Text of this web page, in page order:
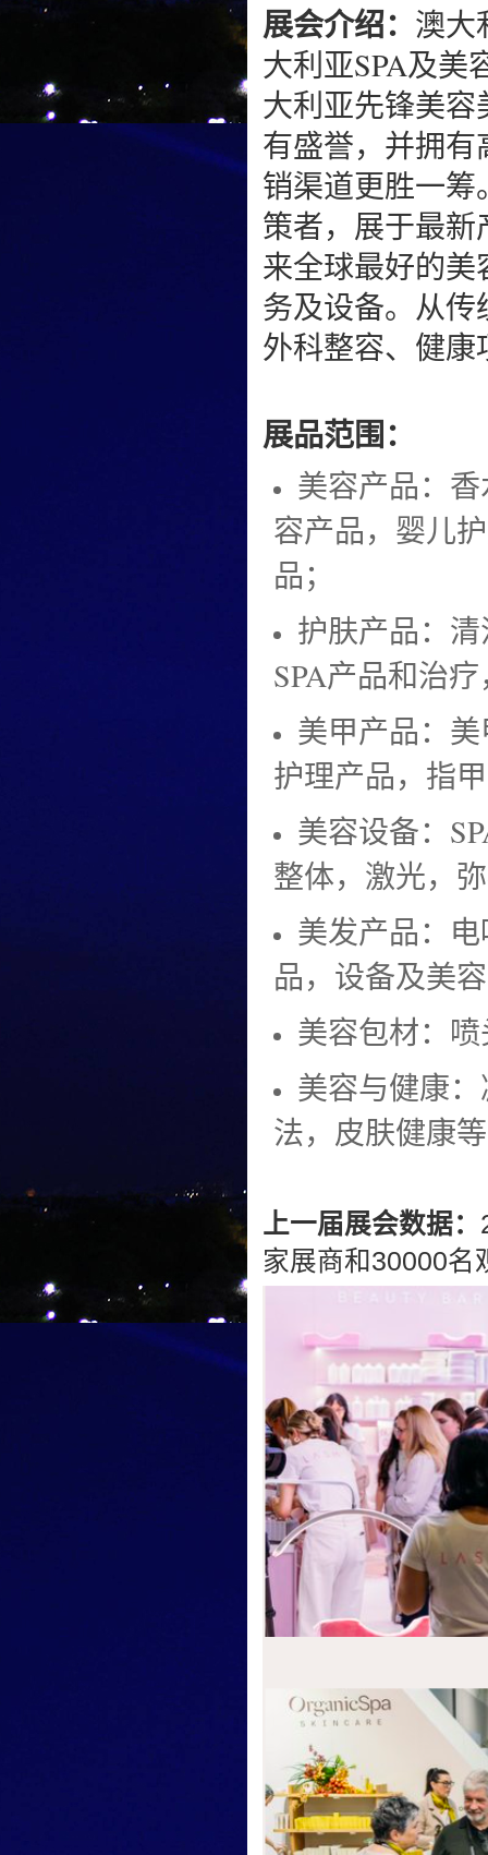
展会介绍： 澳大
大利亚SPA及美
大利亚先锋美容
有盛誉，并拥
销渠道更胜一
策者，展于最
来全球最好的
务及设备。从
外科整容、健
展品范围：
美容产品：
容产品，婴儿
品；
护肤产品：
SPA产品和治
美甲产品：
护理产品，指
美容设备：
整体，激光，
美发产品：
品，设备及美
美容包材：
美容与健康
法，皮肤健康
上一届展会数据：
家展商和30000名